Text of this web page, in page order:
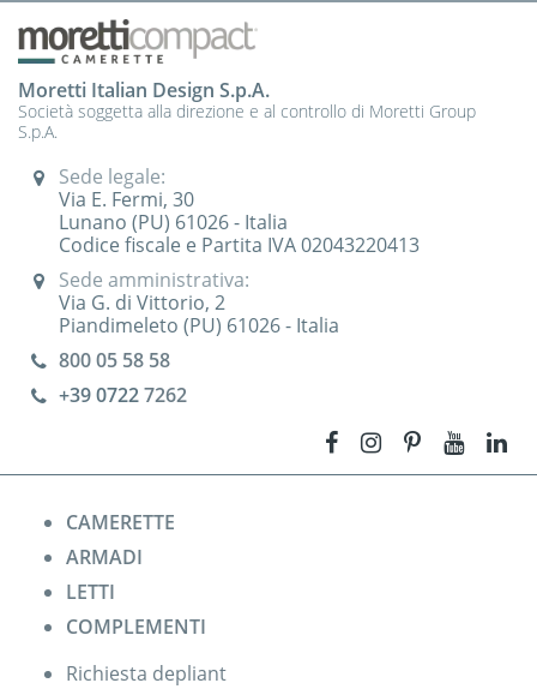
Moretti Italian Design S.p.A.
Società soggetta alla direzione e al controllo di Moretti Group
S.p.A.
Sede legale:
Via E. Fermi, 30
Lunano (PU) 61026 - Italia
Codice fiscale e Partita IVA 02043220413
Sede amministrativa:
Via G. di Vittorio, 2
Piandimeleto (PU) 61026 - Italia
800 05 58 58
+39 07227262
CAMERETTE
ARMADI
LETTI
COMPLEMENTI
Richiesta depliant